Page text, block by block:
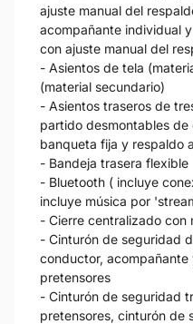
ajuste manual del
acompañante individual
con ajuste manual del
- Asientos de tela
(material secundario)
- Asientos traseros de
partido desmontables
banqueta fija y respaldo
- Bandeja trasera flexible
- Bluetooth ( incluye
incluye música por
- Cierre centralizado con
- Cinturón de seguridad
conductor,
pretensores
- Cinturón de seguridad
pretensores, cinturón de